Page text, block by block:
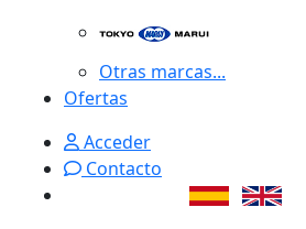
Otras marcas...
Ofertas
Acceder
Contacto